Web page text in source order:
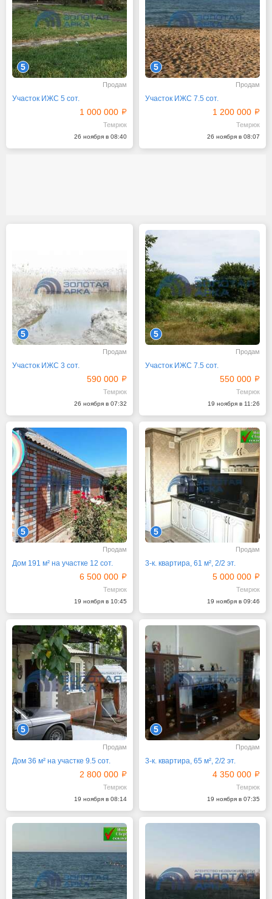
5
Продам
Участок ИЖС 5 сот.
1 000 000
Темрюк
26 ноября в 08:40
5
Продам
Участок ИЖС 7.5 сот.
1 200 000
Темрюк
26 ноября в 08:07
5
Продам
Участок ИЖС 3 сот.
590 000
Темрюк
26 ноября в 07:32
5
Продам
Участок ИЖС 7.5 сот.
550 000
Темрюк
19 ноября в 11:26
5
Продам
Дом 191 м² на участке 12 сот.
6 500 000
Темрюк
19 ноября в 10:45
5
Продам
3-к. квартира, 61 м², 2/2 эт.
5 000 000
Темрюк
19 ноября в 09:46
5
Продам
Дом 36 м² на участке 9.5 сот.
2 800 000
Темрюк
19 ноября в 08:14
5
Продам
3-к. квартира, 65 м², 2/2 эт.
4 350 000
Темрюк
19 ноября в 07:35